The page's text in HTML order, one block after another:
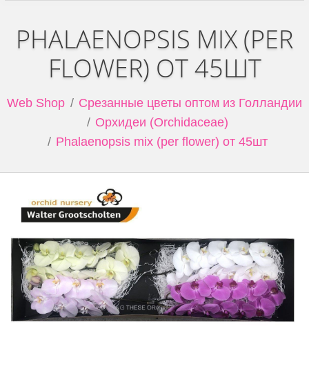
PHALAENOPSIS MIX (PER
FLOWER) ОТ 45ШТ
Web Shop
Срезанные цветы оптом из Голландии
Орхидеи (Orchidaceae)
Phalaenopsis mix (per flower) от 45шт